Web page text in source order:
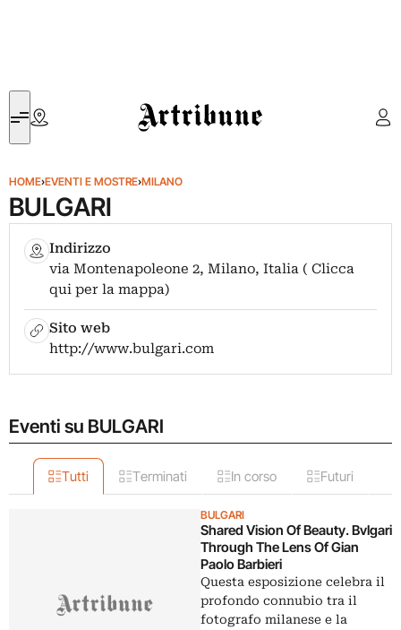
Artribune
HOME›EVENTI E MOSTRE›MILANO
BULGARI
Indirizzo
via Montenapoleone 2, Milano, Italia ( Clicca
qui per la mappa)
Sito web
http://www.bulgari.com
Eventi su BULGARI
Tutti Terminati In corso Futuri
BULGARI
Shared Vision Of Beauty. Bvlgari
Through The Lens Of Gian
Paolo Barbieri
Questa esposizione celebra il
profondo connubio tra il
fotografo milanese e la